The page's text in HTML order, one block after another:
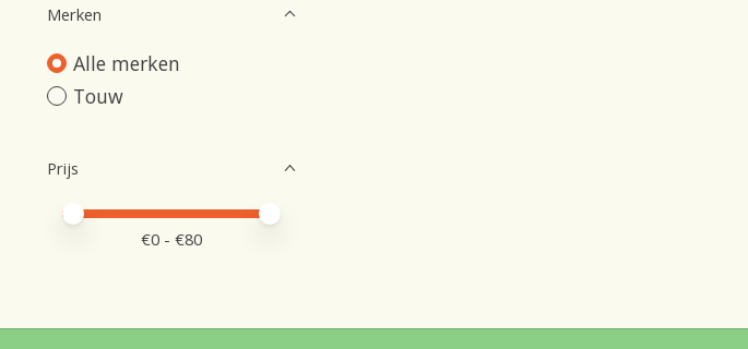
Merken
Alle merken
Touw
Prijs
Minimale prijswaarde
Price maximum value
€0 - €80